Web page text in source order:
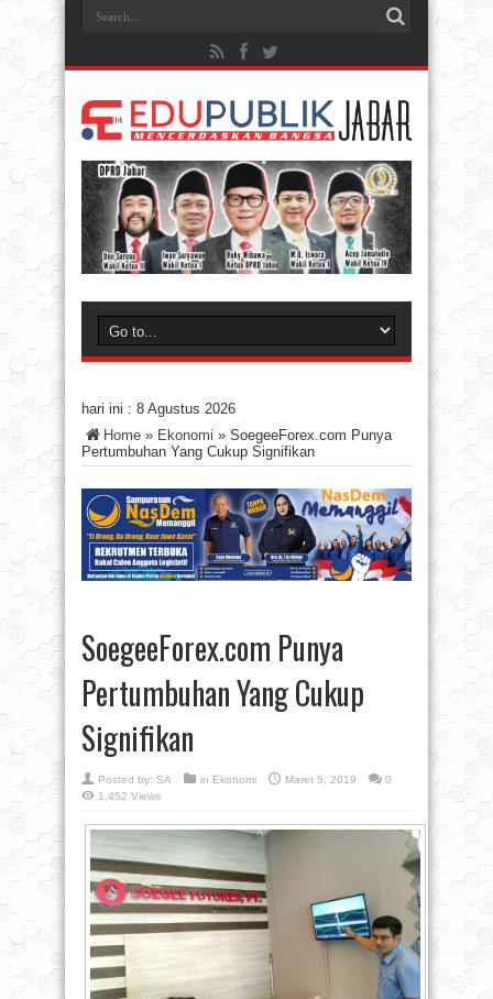
hari ini : 8 Agustus 2026
Home » Ekonomi » SoegeeForex.com Punya
Pertumbuhan Yang Cukup Signifikan
SoegeeForex.com Punya
Pertumbuhan Yang Cukup
Signifikan
Posted by: SA in Ekonomi Maret 5, 2019
0
1,452 Views